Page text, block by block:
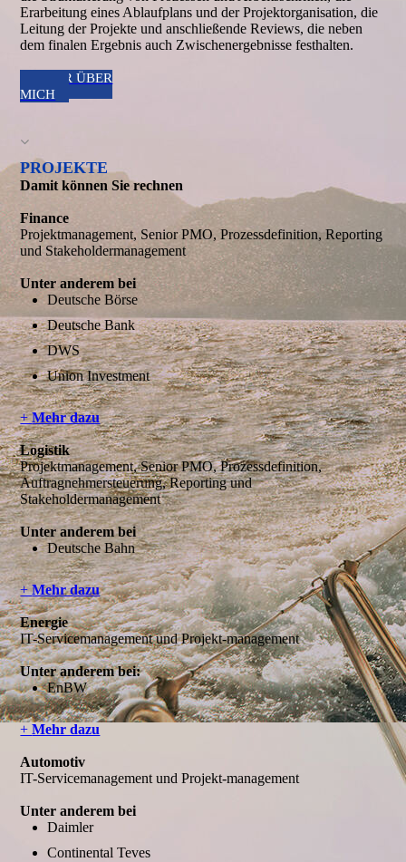
Erarbeitung eines Ablaufplans und der Projektorganisation, die
Leitung der Projekte und anschließende Reviews, die neben
dem finalen Ergebnis auch Zwischenergebnisse festhalten.
MEHR ÜBER
MICH
PROJEKTE
Damit können Sie rechnen
Finance
Projektmanagement, Senior PMO, Prozessdefinition, Reporting
und Stakeholdermanagement
Unter anderem bei
Deutsche Börse
Deutsche Bank
DWS
Union Investment
+Mehr dazu
Logistik
Projektmanagement, Senior PMO, Prozessdefinition,
Auftragnehmersteuerung, Reporting und
Stakeholdermanagement
Unter anderem bei
Deutsche Bahn
+Mehr dazu
Energie
IT-Servicemanagement und Projekt-management
Unter anderem bei:
EnBW
+Mehr dazu
Automotiv
IT-Servicemanagement und Projekt-management
Unter anderem bei
Daimler
Continental Teves